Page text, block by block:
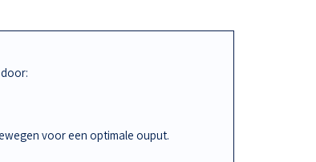
voor een optimale ouput.